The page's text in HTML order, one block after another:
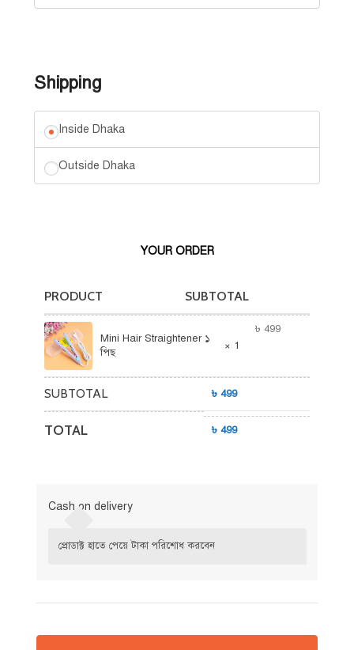
Shipping
Inside Dhaka
Outside Dhaka
YOUR ORDER
PRODUCT SUBTOTAL
Mini Hair Straightener ১
পিছ
× 1
৳ 499
SUBTOTAL ৳ 499
TOTAL ৳ 499
Cash on delivery
প্রোডাক্ট হাতে পেয়ে টাকা পরিশোধ করবেন